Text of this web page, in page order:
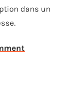
dans un